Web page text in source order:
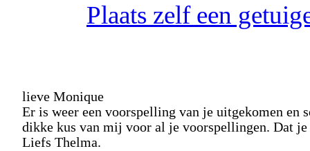
Plaats zelf een
lieve Monique
Er is weer een voorspelling van je uitgekomen en
dikke kus van mij voor al je voorspellingen. Dat
Liefs Thelma.